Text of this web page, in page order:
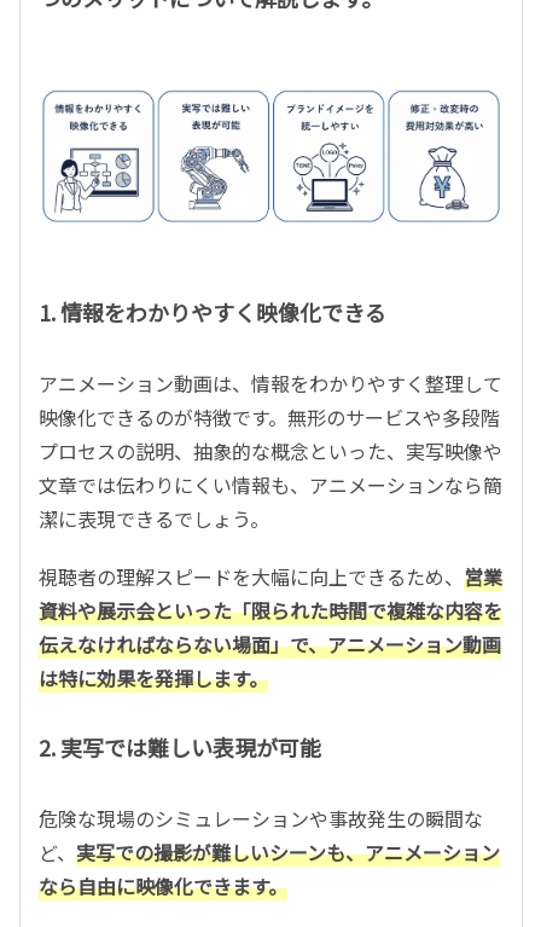
1. 情報をわかりやすく映像化できる
アニメーション動画は、情報をわかりやすく整理して
映像化できるのが特徴です。無形のサービスや多段階
プロセスの説明、抽象的な概念といった、実写映像や
文章では伝わりにくい情報も、アニメーションなら簡
潔に表現できるでしょう。
視聴者の理解スピードを大幅に向上できるため、 営業
資料や展示会といった「限られた時間で複雑な内容を
伝えなければならない場面」で、アニメーション動画
は特に効果を発揮します。
2. 実写では難しい表現が可能
危険な現場のシミュレーションや事故発生の瞬間な
ど、 実写での撮影が難しいシーンも、アニメーション
なら自由に映像化できます。